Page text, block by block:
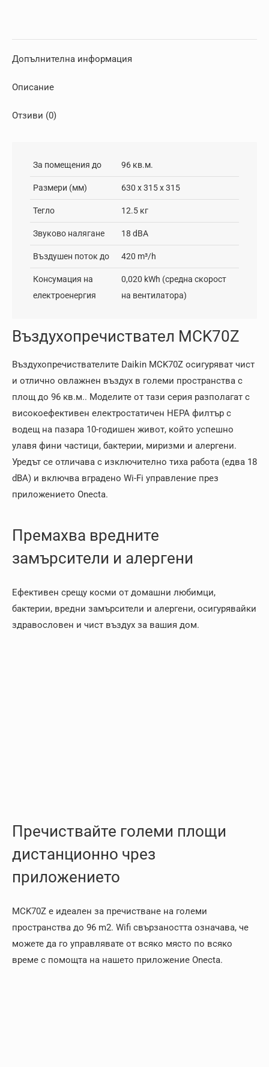
Допълнителна информация
Описание
Отзиви (0)
За помещения до 96 кв.м.
Размери (мм) 630 x 315 x 315
Тегло 12.5 кг
Звуково налягане 18 dBA
Въздушен поток до 420 m³/h
Консумация на
електроенергия
0,020 kWh (средна скорост
на вентилатора)
Въздухопречиствател MCK70Z
Въздухопречиствателите Daikin MCK70Z осигуряват чист
и отлично овлажнен въздух в големи пространства с
площ до 96 кв.м.. Моделите от тази серия разполагат с
високоефективен електростатичен HEPA филтър с
водещ на пазара 10-годишен живот, който успешно
улавя фини частици, бактерии, миризми и алергени.
Уредът се отличава с изключително тиха работа (едва 18
dBA) и включва вградено Wi-Fi управление през
приложението Onecta.
Премахва вредните
замърсители и алергени
Ефективен срещу косми от домашни любимци,
бактерии, вредни замърсители и алергени, осигурявайки
здравословен и чист въздух за вашия дом.
Пречиствайте големи площи
дистанционно чрез
приложението
MCK70Z е идеален за пречистване на големи
пространства до 96 m2. Wifi свързаността означава, че
можете да го управлявате от всяко място по всяко
време с помощта на нашето приложение Onecta.